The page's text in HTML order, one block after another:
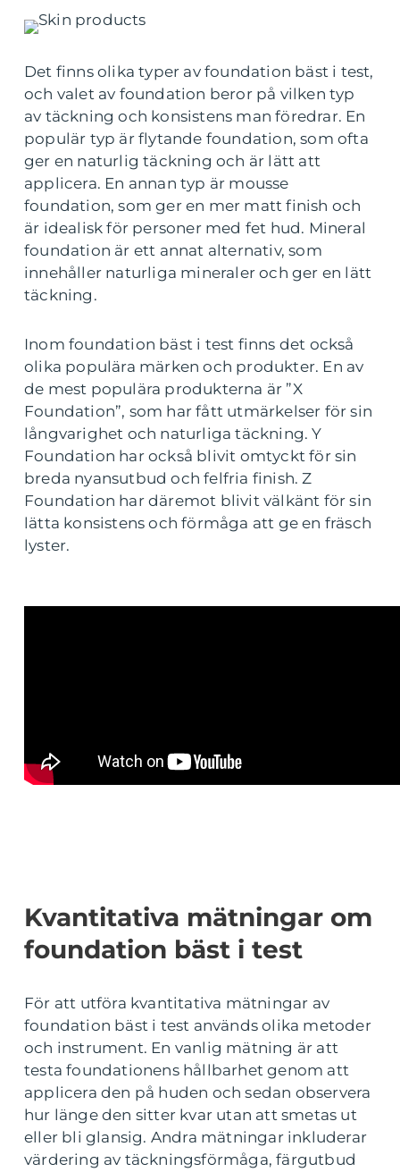
Det finns olika typer av foundation bäst i test,
och valet av foundation beror på vilken typ
av täckning och konsistens man föredrar. En
populär typ är flytande foundation, som ofta
ger en naturlig täckning och är lätt att
applicera. En annan typ är mousse
foundation, som ger en mer matt finish och
är idealisk för personer med fet hud. Mineral
foundation är ett annat alternativ, som
innehåller naturliga mineraler och ger en lätt
täckning.
Inom foundation bäst i test finns det också
olika populära märken och produkter. En av
de mest populära produkterna är ”X
Foundation”, som har fått utmärkelser för sin
långvarighet och naturliga täckning. Y
Foundation har också blivit omtyckt för sin
breda nyansutbud och felfria finish. Z
Foundation har däremot blivit välkänt för sin
lätta konsistens och förmåga att ge en fräsch
lyster.
Kvantitativa mätningar om
foundation bäst i test
För att utföra kvantitativa mätningar av
foundation bäst i test används olika metoder
och instrument. En vanlig mätning är att
testa foundationens hållbarhet genom att
applicera den på huden och sedan observera
hur länge den sitter kvar utan att smetas ut
eller bli glansig. Andra mätningar inkluderar
värdering av täckningsförmåga, färgutbud